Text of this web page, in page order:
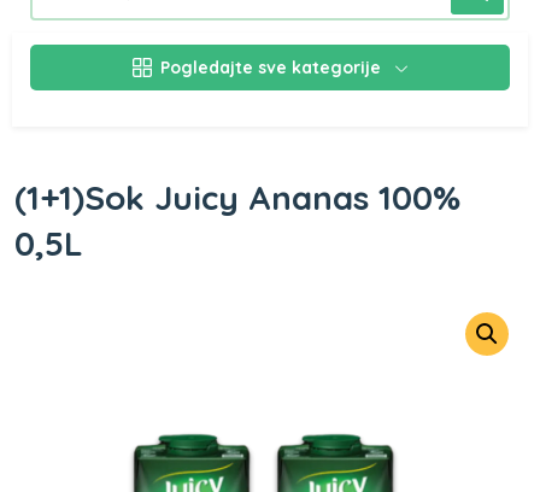
Pogledajte sve kategorije
(1+1)Sok Juicy Ananas 100%
0,5L